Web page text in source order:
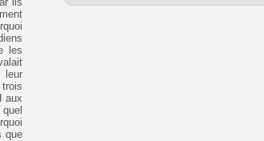
les
aux
que